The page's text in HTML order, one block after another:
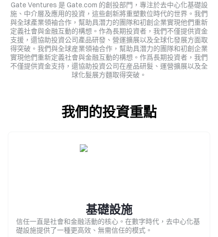
Gate Ventures 是 Gate.com 的創投部門，專注於去中心化基礎設
施、中介層及應用的投資，這些創新將重塑數位時代的世界。我們
與全球產業領袖合作，幫助具潛力的團隊和初創企業實現他們重新
定義社會與金融互動的構想。作為長期投資者，我們不僅提供資金
支援，還協助投資公司產品研發、營運擴展以及全球化發展方面取
得突破。 我們與全球産業領袖合作，幫助具潛力的團隊和初創企業
實現他們重新定義社會與金融互動的構想。 作爲長期投資者，我們
不僅提供資金支持，還協助投資公司在産品研髮、運營擴展以及全
球化髮展方麵取得突破。
我們的投資重點
基礎設施
信任一直是社會和金融活動的核心。在數字時代，去中心化基
礎設施提供了一種更高效、無需信任的模式。